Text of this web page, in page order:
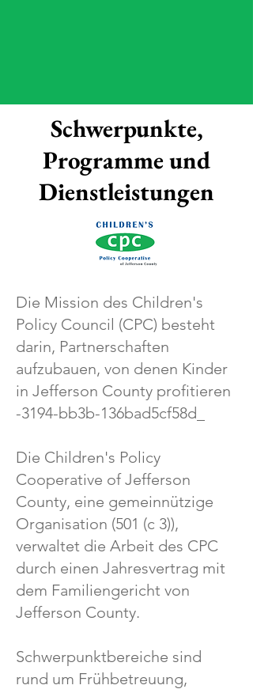
Schwerpunkte,
Programme und
Dienstleistungen
Die Mission des Children's
Policy Council (CPC) besteht
darin, Partnerschaften
aufzubauen, von denen Kinder
in Jefferson County profitieren
-3194-bb3b-136bad5cf58d_
Die Children's Policy
Cooperative of Jefferson
County, eine gemeinnützige
Organisation (501 (c 3)),
verwaltet die Arbeit des CPC
durch einen Jahresvertrag mit
dem Familiengericht von
Jefferson County.
Schwerpunktbereiche sind
rund um Frühbetreuung,